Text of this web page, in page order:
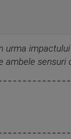
urma
ambele sensuri